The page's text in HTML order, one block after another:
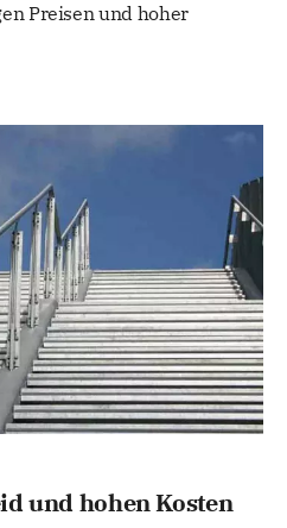
Preisen und hoher
und hohen Kosten